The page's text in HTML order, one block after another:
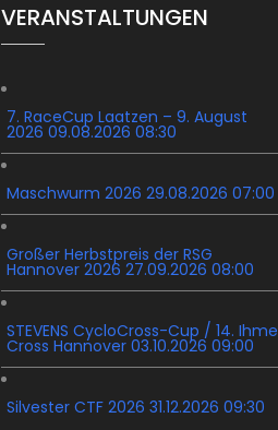
VERANSTALTUNGEN
7. RaceCup Laatzen – 9. August
2026 09.08.2026 08:30
Maschwurm 2026 29.08.2026 07:00
Großer Herbstpreis der RSG
Hannover 2026 27.09.2026 08:00
STEVENS CycloCross-Cup / 14. Ihme
Cross Hannover 03.10.2026 09:00
Silvester CTF 2026 31.12.2026 09:30